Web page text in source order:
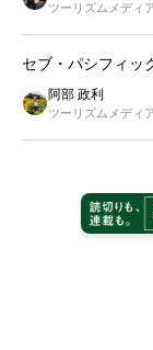
ツーリズムメディ
セブ・パシフィッ
阿部 政利
ツーリズムメディ